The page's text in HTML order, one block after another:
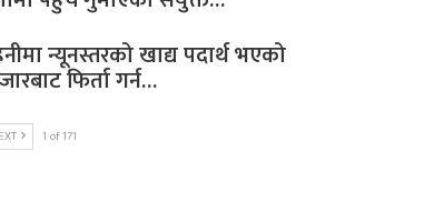
न्यूनस्तरको खाद्य पदार्थ भएको
फिर्ता गर्न…
1 of 171